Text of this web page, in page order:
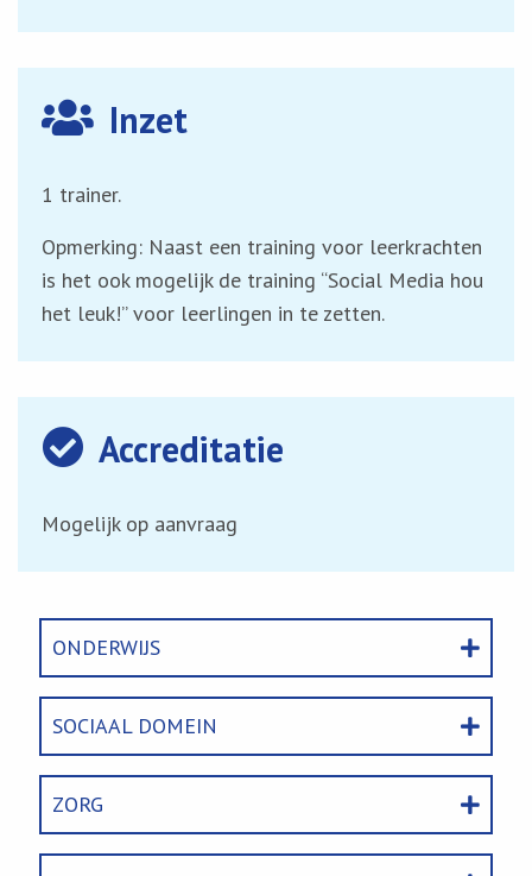
Inzet
1 trainer.
Opmerking: Naast een training voor leerkrachten
is het ook mogelijk de training “Social Media hou
het leuk!” voor leerlingen in te zetten.
Accreditatie
Mogelijk op aanvraag
ONDERWIJS
SOCIAAL DOMEIN
ZORG